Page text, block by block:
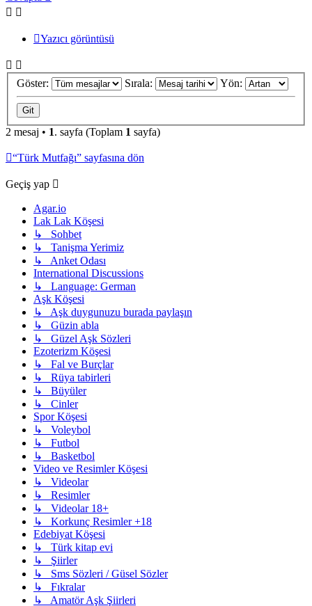
Yazıcı görüntüsü
Göster: Sırala: Yön:
2 mesaj • 1. sayfa (Toplam 1 sayfa)
“Türk Mutfağı” sayfasına dön
Geçiş yap
Agar.io
Lak Lak Köşesi
↳ Sohbet
↳ Tanişma Yerimiz
↳ Anket Odası
International Discussions
↳ Language: German
Aşk Köşesi
↳ Aşk duygunuzu burada paylaşın
↳ Güzin abla
↳ Güzel Aşk Sözleri
Ezoterizm Köşesi
↳ Fal ve Burçlar
↳ Rüya tabirleri
↳ Büyüler
↳ Cinler
Spor Köşesi
↳ Voleybol
↳ Futbol
↳ Basketbol
Video ve Resimler Köşesi
↳ Videolar
↳ Resimler
↳ Videolar 18+
↳ Korkunç Resimler +18
Edebiyat Köşesi
↳ Türk kitap evi
↳ Şiirler
↳ Sms Sözleri / Güsel Sözler
↳ Fıkralar
↳ Amatör Aşk Şiirleri